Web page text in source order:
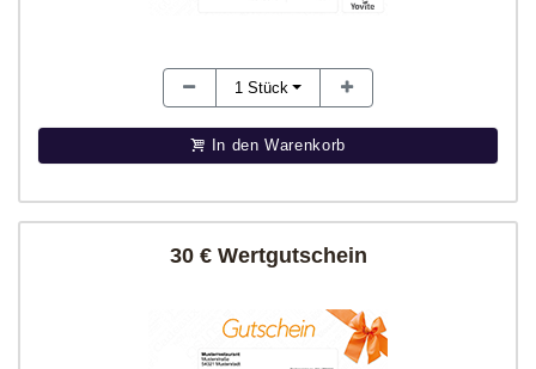
1 Stück
In den Warenkorb
30 € Wertgutschein